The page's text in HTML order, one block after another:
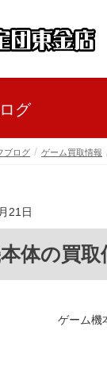
グ
ブログ ゲーム買取情報
21日
本体の買